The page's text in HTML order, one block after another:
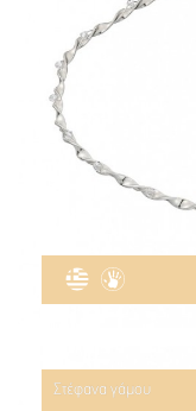
Στέφανα γάμου